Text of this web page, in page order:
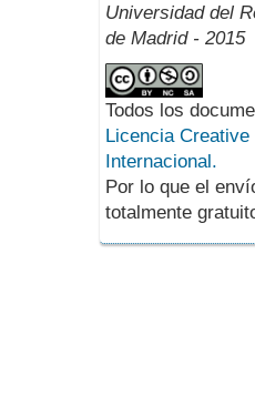
Universidad del
de Madrid - 2015
Todos los
Licencia
Internacional.
Por lo que el
totalmente